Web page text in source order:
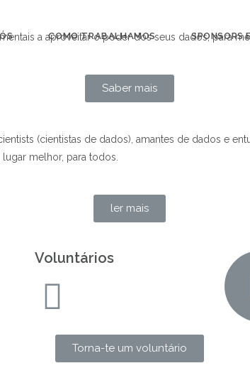
COMO TRABALHAMOS SPONSORS
a aproveitar o poder dos seus dados, para
Saber mais
(cientistas de dados), amantes de dados e
melhor, para todos.
ler mais
Voluntários
Torna-te um voluntário